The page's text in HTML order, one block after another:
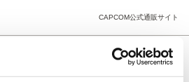
CAPCOM公式通販サイト